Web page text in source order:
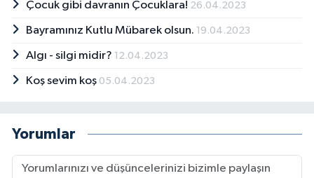
Çocuk gibi davranın Çocuklara! 26.04.2023
Bayramınız Kutlu Mübarek olsun. 19.04.2023
Algı - silgi midir? 12.04.2023
Koş sevim koş 05.04.2023
Yorumlar